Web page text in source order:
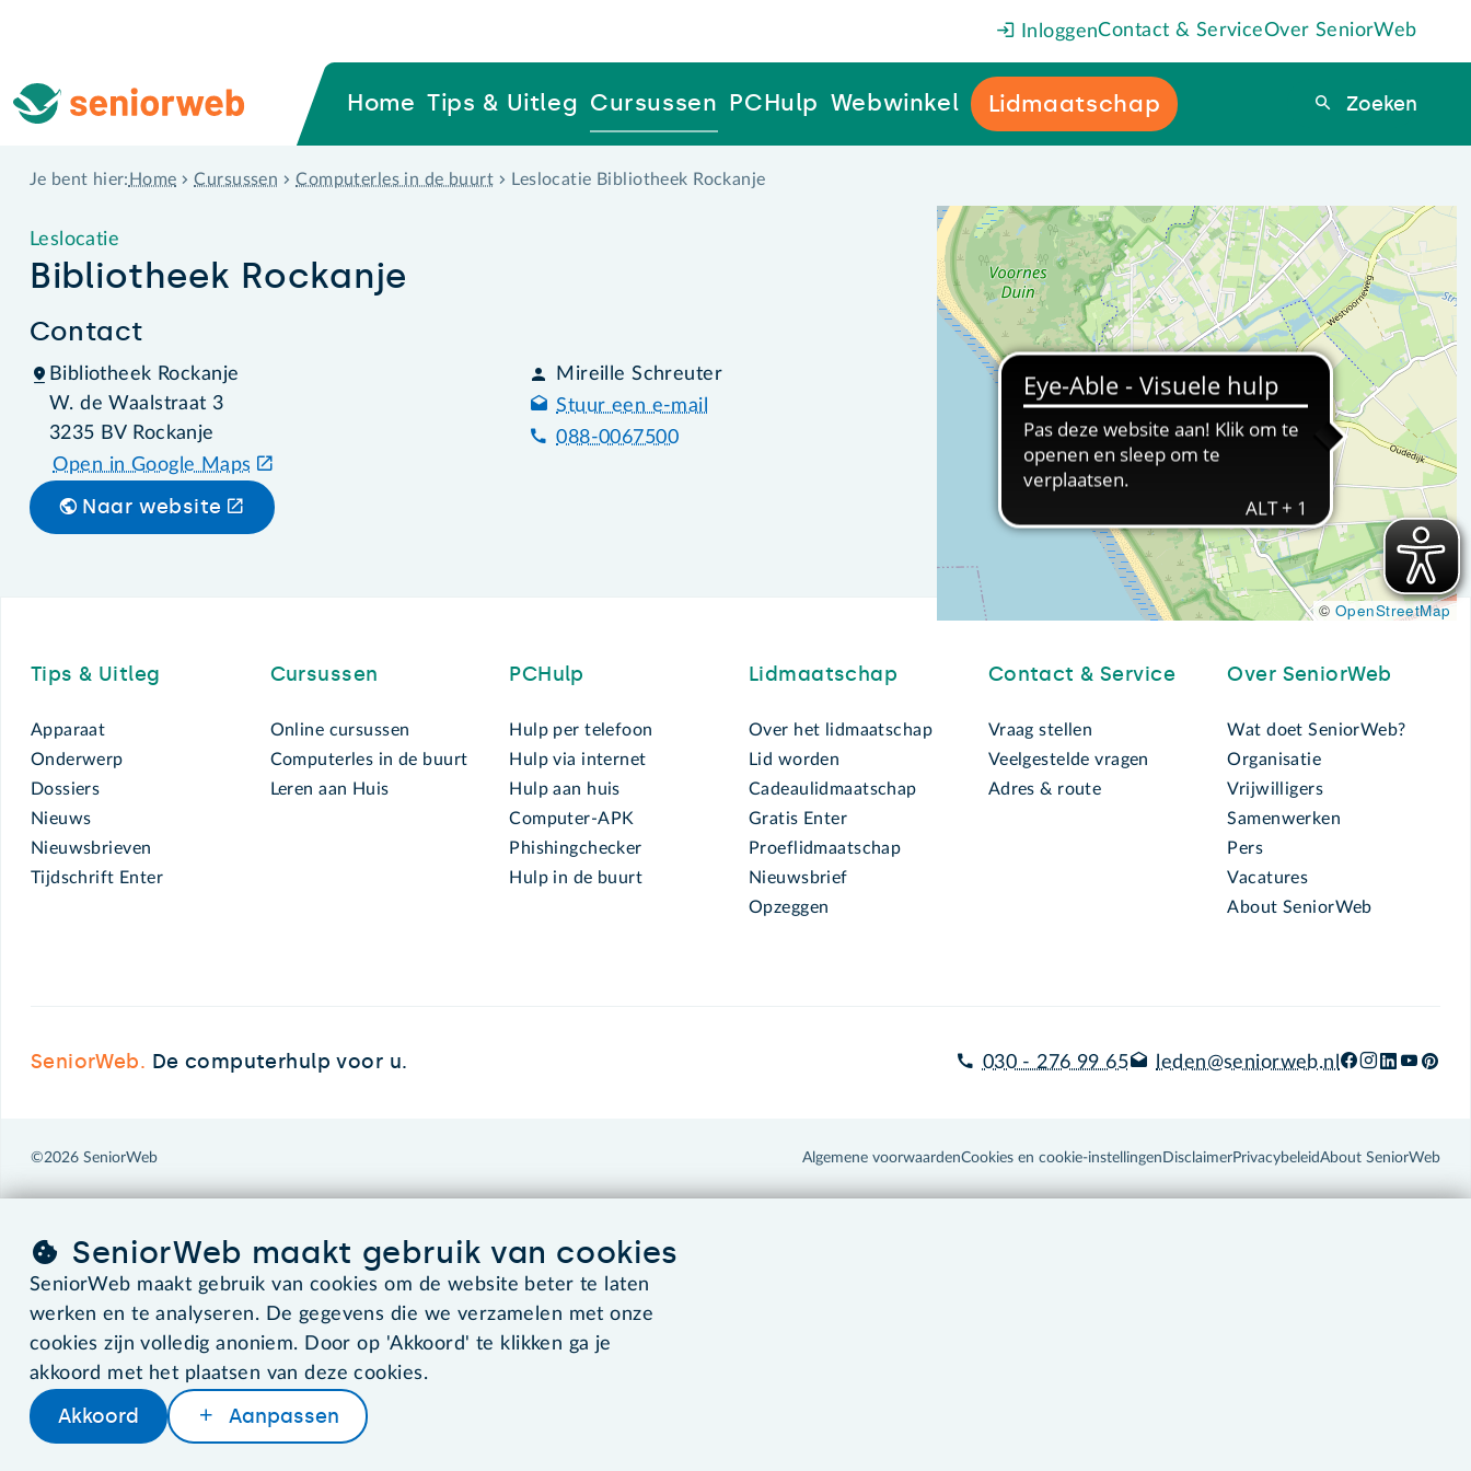
InloggenContact & ServiceOver SeniorWeb
Home Tips & Uitleg Cursussen PCHulp Webwinkel Lidmaatschap Zoeken
Zoeken
Je bent hier: Home Cursussen Computerles in de buurt Leslocatie Bibliotheek Rockanje
Leslocatie
Bibliotheek Rockanje
Contact
Bibliotheek Rockanje
W. de Waalstraat 3
3235 BV Rockanje
Open in Google Maps
Mireille Schreuter
Stuur een e-mail
088-0067500
Naar website
© OpenStreetMap
Tips & Uitleg
Apparaat
Onderwerp
Dossiers
Nieuws
Nieuwsbrieven
Tijdschrift Enter
Cursussen
Online cursussen
Computerles in de buurt
Leren aan Huis
PCHulp
Hulp per telefoon
Hulp via internet
Hulp aan huis
Computer-APK
Phishingchecker
Hulp in de buurt
Lidmaatschap
Over het lidmaatschap
Lid worden
Cadeaulidmaatschap
Gratis Enter
Proeflidmaatschap
Nieuwsbrief
Opzeggen
Contact & Service
Vraag stellen
Veelgestelde vragen
Adres & route
Over SeniorWeb
Wat doet SeniorWeb?
Organisatie
Vrijwilligers
Samenwerken
Pers
Vacatures
About SeniorWeb
SeniorWeb. De computerhulp voor u. 030 - 276 99 65 leden@seniorweb.nl
©2026 SeniorWeb Algemene voorwaardenCookies en cookie-instellingen DisclaimerPrivacybeleidAbout SeniorWeb
SeniorWeb maakt gebruik van cookies
SeniorWeb maakt gebruik van cookies om de website beter te laten
werken en te analyseren. De gegevens die we verzamelen met onze
cookies zijn volledig anoniem. Door op 'Akkoord' te klikken ga je
akkoord met het plaatsen van deze cookies.
Akkoord Aanpassen